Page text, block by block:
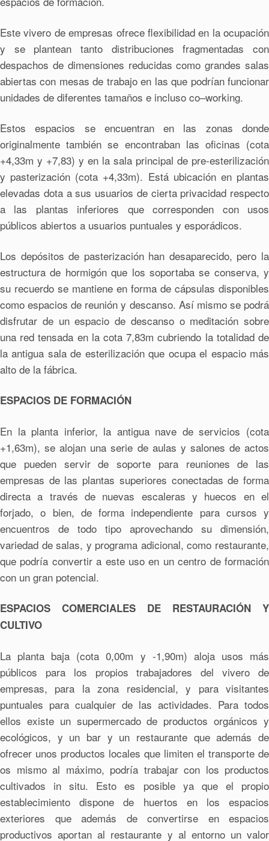
Este vivero de empresas ofrece flexibilidad en la ocupación
y se plantean tanto distribuciones fragmentadas con
despachos de dimensiones reducidas como grandes salas
abiertas con mesas de trabajo en las que podrían funcionar
unidades de diferentes tamaños e incluso co–working.
Estos espacios se encuentran en las zonas donde
originalmente también se encontraban las oficinas (cota
+4,33m y +7,83) y en la sala principal de pre-esterilización
y pasterización (cota +4,33m). Está ubicación en plantas
elevadas dota a sus usuarios de cierta privacidad respecto
a las plantas inferiores que corresponden con usos
públicos abiertos a usuarios puntuales y esporádicos.
Los depósitos de pasterización han desaparecido, pero la
estructura de hormigón que los soportaba se conserva, y
su recuerdo se mantiene en forma de cápsulas disponibles
como espacios de reunión y descanso. Así mismo se podrá
disfrutar de un espacio de descanso o meditación sobre
una red tensada en la cota 7,83m cubriendo la totalidad de
la antigua sala de esterilización que ocupa el espacio más
alto de la fábrica.
ESPACIOS DE FORMACIÓN
En la planta inferior, la antigua nave de servicios (cota
+1,63m), se alojan una serie de aulas y salones de actos
que pueden servir de soporte para reuniones de las
empresas de las plantas superiores conectadas de forma
directa a través de nuevas escaleras y huecos en el
forjado, o bien, de forma independiente para cursos y
encuentros de todo tipo aprovechando su dimensión,
variedad de salas, y programa adicional, como restaurante,
que podría convertir a este uso en un centro de formación
con un gran potencial.
ESPACIOS COMERCIALES DE RESTAURACIÓN Y
CULTIVO
La planta baja (cota 0,00m y -1,90m) aloja usos más
públicos para los propios trabajadores del vivero de
empresas, para la zona residencial, y para visitantes
puntuales para cualquier de las actividades. Para todos
ellos existe un supermercado de productos orgánicos y
ecológicos, y un bar y un restaurante que además de
ofrecer unos productos locales que limiten el transporte de
os mismo al máximo, podría trabajar con los productos
cultivados in situ. Esto es posible ya que el propio
establecimiento dispone de huertos en los espacios
exteriores que además de convertirse en espacios
productivos aportan al restaurante y al entorno un valor